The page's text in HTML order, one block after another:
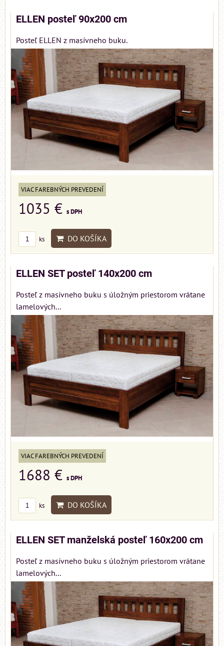
ELLEN posteľ 90x200 cm
Posteľ ELLEN z masívneho buku.
VIAC FAREBNÝCH PREVEDENÍ
1035 € s DPH
ks DO KOŠÍKA
ELLEN SET posteľ 140x200 cm
Posteľ z masívneho buku s úložným priestorom vrátane
lamelových...
VIAC FAREBNÝCH PREVEDENÍ
1688 € s DPH
ks DO KOŠÍKA
ELLEN SET manželská posteľ 160x200 cm
Posteľ z masívneho buku s úložným priestorom vrátane
lamelových...